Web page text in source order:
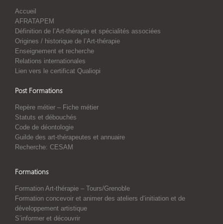
Accueil
AFRATAPEM
Définition de l’Art-thérapie et spécialités associées
Origines / historique de l’Art-thérapie
Enseignement et recherche
Relations internationales
Lien vers le certificat Qualiopi
Post Formations
Repère métier – Fiche métier
Statuts et débouchés
Code de déontologie
Guilde des art-thérapeutes et annuaire
Recherche: CESAM
Formations
Formation Art-thérapie – Tours/Grenoble
Formation concevoir et animer des ateliers d’initiation et de
développement artistique
S’informer et découvrir